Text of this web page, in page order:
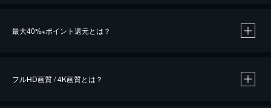
最大40%※ポイント還元とは？
フルHD画質 / 4K画質とは？